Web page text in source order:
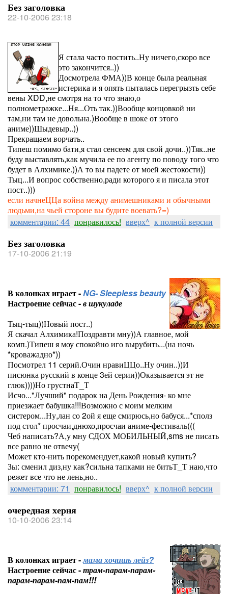
Без заголовка
22-10-2006 23:18
Я стала часто постить..Ну ничего,скоро все
это закончится..))
Досмотрела ФМА))В конце была реальная
истерика и я опять пыталась перегрызть себе
вены XDD,не смотря на то что знаю,о
полнометражке...Ня...Оть так.))Вообще концовкой ни
там,ни там не довольна.)Вообще в шоке от этого
аниме))Шыдевыр..))
Прекращаем ворчать..
Типеш помимо бати,я стал сенсеем для свой дочи..))Тяк..не
буду выставлять,как мучила ее по агенту по поводу того что
будет в Алхимике.))А то вы падете от моей жестокости))
Тыц...И вопрос собственно,ради которого я и писала этот
пост..)))
если начнеЦЦа война между анимешниками и обычными
людьми,на чьей стороне вы будите воевать?=)
комментарии: 44 понравилось! вверх^ к полной версии
Без заголовка
17-10-2006 21:19
В колонках играет -NG- Sleepless beauty
Настроение сейчас -в шукуладе
Тыц-тыц))Новый пост..)
Я скачал Алхимика!Поздравти мну))А главное, мой
комп.)Типеш я моу спокойно иго вырубить...(на ночь
*кроважадно*))
Посмотрел 11 серий.Очин нравиЦЦо..Ну очин..))И
писюнка русский в конце 3ей серии))Оказывается эт не
глюк))))Но грустнаТ_Т
Исчо..."Лучший" подарок на День Рождения- ко мне
приезжает бабушка!!!Возможно с моим мелким
систером...Ну,лан со 2ой я еще смирюсь,но бабуся...*сполз
под стол* просчаи,днюхо,просчаи аниме-фестиваль(((
Чеб написать?А,у мну СДОХ МОБИЛЬНЫЙ,sms не писать
все равно не отвечу(
Может кто-нить порекомендует,какой новый купить?
Зы: сменил диз,ну как?сильна тапками не битьТ_Т наю,что
режет все что не лень,но..
комментарии: 71 понравилось! вверх^ к полной версии
очередная херня
10-10-2006 23:14
В колонках играет -мама хочишь лейз?
Настроение сейчас -трам-парам-парам-
парам-парам-пам-пам!!!